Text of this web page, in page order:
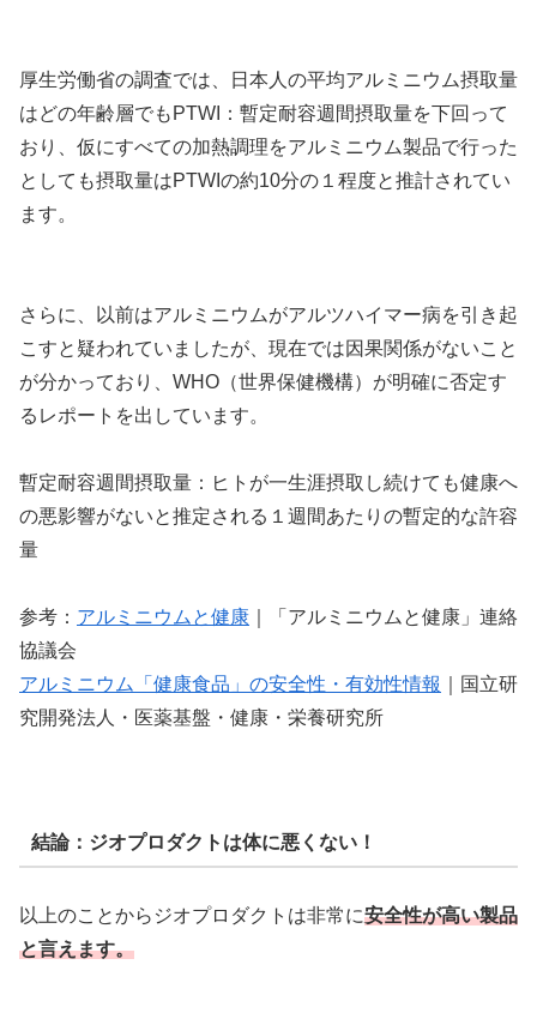
厚生労働省の調査では、日本人の平均アルミニウム摂取量
はどの年齢層でもPTWI：暫定耐容週間摂取量を下回って
おり、仮にすべての加熱調理をアルミニウム製品で行った
としても摂取量はPTWIの約10分の１程度と推計されてい
ます。
さらに、以前はアルミニウムがアルツハイマー病を引き起
こすと疑われていましたが、現在では因果関係がないこと
が分かっており、WHO（世界保健機構）が明確に否定す
るレポートを出しています。
暫定耐容週間摂取量：ヒトが一生涯摂取し続けても健康へ
の悪影響がないと推定される１週間あたりの暫定的な許容
量
参考： アルミニウムと健康 ｜「アルミニウムと健康」連絡
協議会
アルミニウム「健康食品」の安全性・有効性情報
｜国立研
究開発法人・医薬基盤・健康・栄養研究所
結論：ジオプロダクトは体に悪くない！
以上のことからジオプロダクトは非常に安全性が高い製品
と言えます。